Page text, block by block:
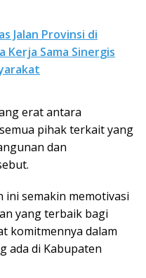
Jalan Provinsi di
Kerja Sama Sinergis
erat antara
pihak terkait yang
dan
semakin memotivasi
yang terbaik bagi
komitmennya dalam
ada di Kabupaten